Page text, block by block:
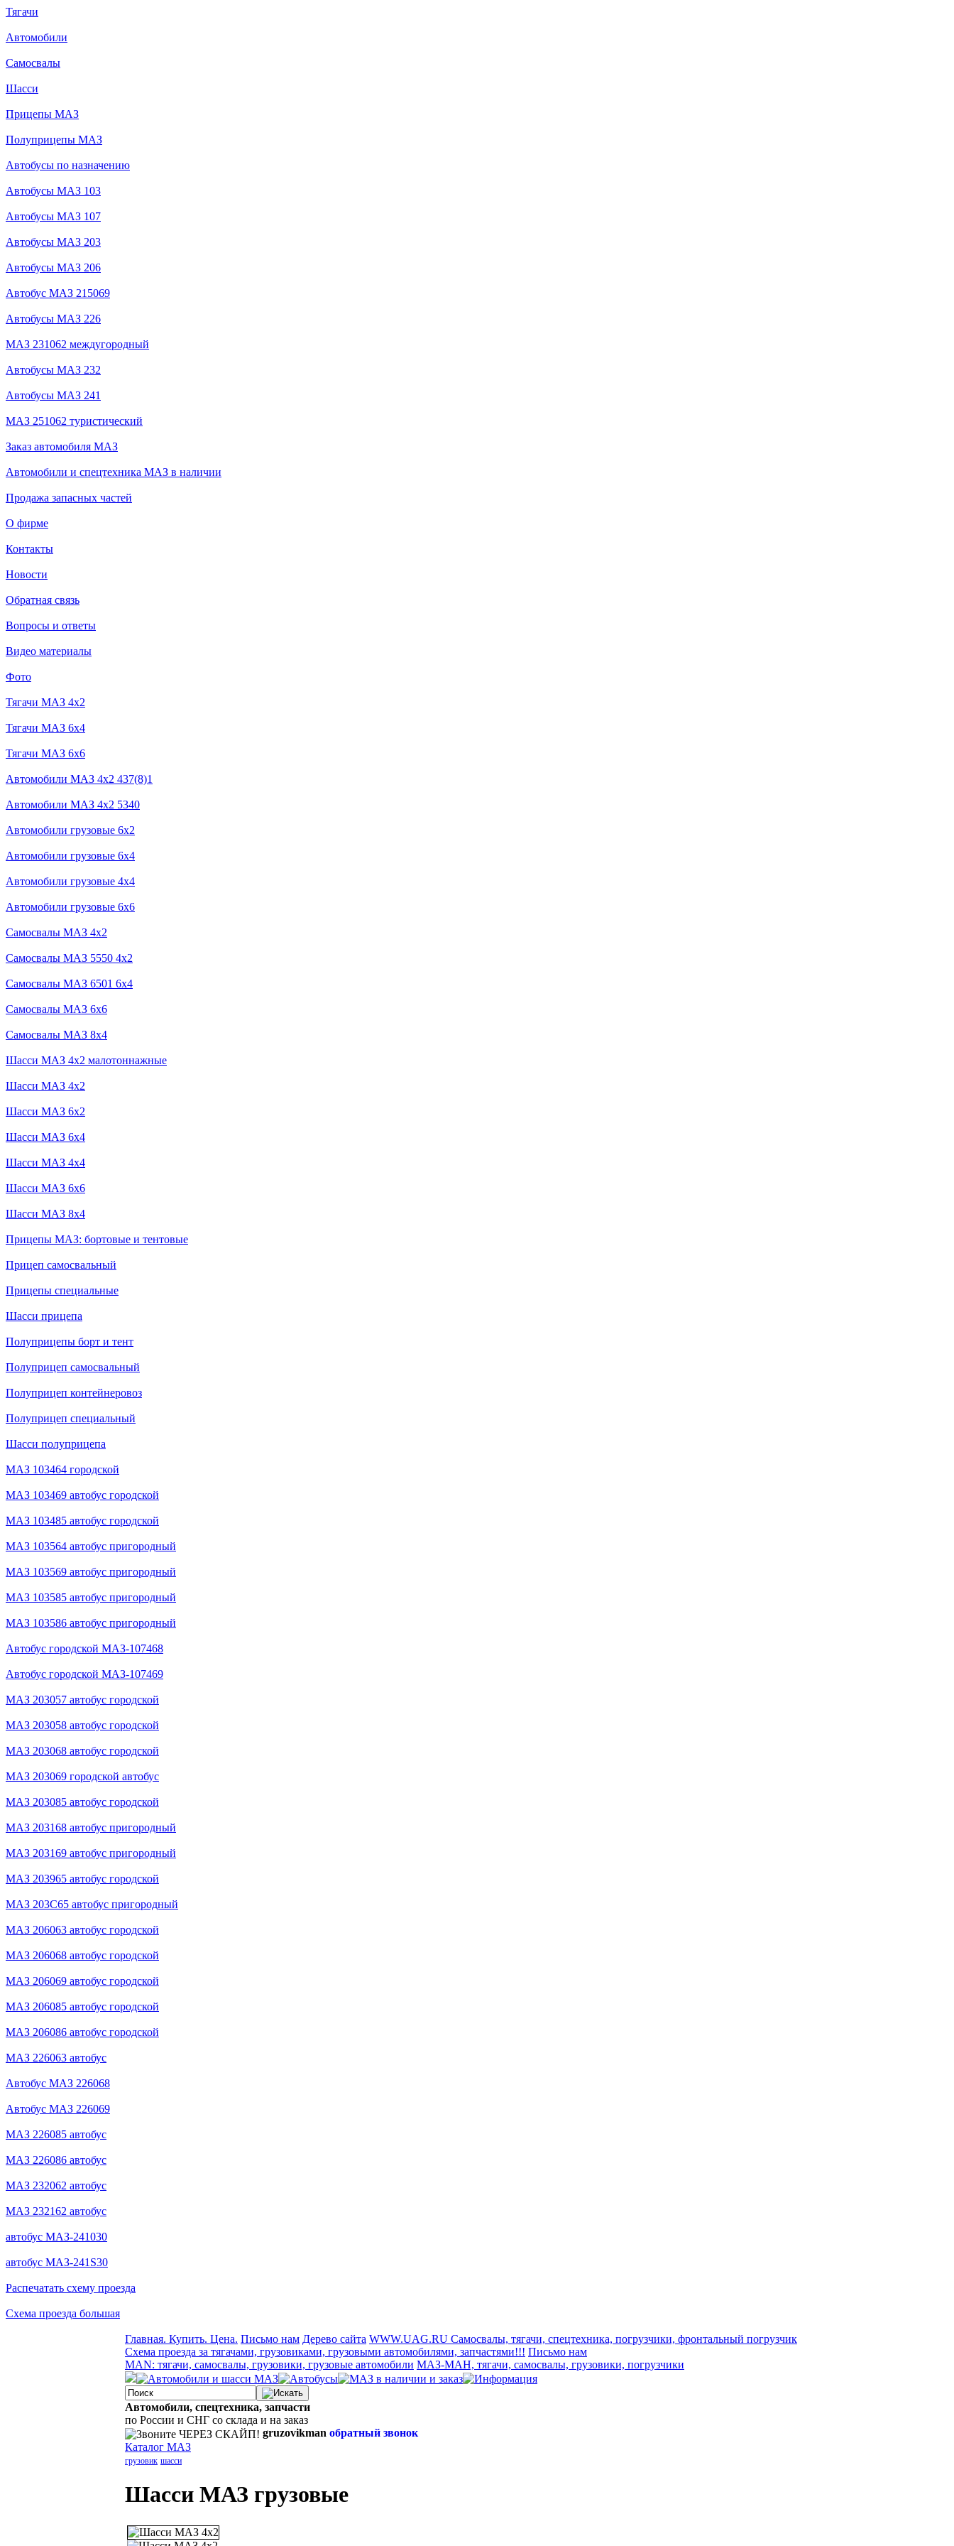
Тягачи
Автомобили
Самосвалы
Шасси
Прицепы МАЗ
Полуприцепы МАЗ
Автобусы по назначению
Автобусы МАЗ 103
Автобусы МАЗ 107
Автобусы МАЗ 203
Автобусы МАЗ 206
Автобус МАЗ 215069
Автобусы МАЗ 226
МАЗ 231062 междугородный
Автобусы МАЗ 232
Автобусы МАЗ 241
МАЗ 251062 туристический
Заказ автомобиля МАЗ
Автомобили и спецтехника МАЗ в наличии
Продажа запасных частей
О фирме
Контакты
Новости
Обратная связь
Вопросы и ответы
Видео материалы
Фото
Тягачи MAЗ 4x2
Тягачи MAЗ 6x4
Тягачи MAЗ 6x6
Автомобили МАЗ 4x2 437(8)1
Автомобили МАЗ 4x2 5340
Автомобили грузовые 6x2
Автомобили грузовые 6х4
Автомобили грузовые 4х4
Автомобили грузовые 6x6
Самосвалы МАЗ 4x2
Самосвалы МАЗ 5550 4x2
Самосвалы МАЗ 6501 6x4
Самосвалы МАЗ 6x6
Самосвалы МАЗ 8x4
Шасси МАЗ 4x2 малотоннажные
Шасси МАЗ 4x2
Шасси МАЗ 6x2
Шасси МАЗ 6x4
Шасси МАЗ 4x4
Шасси МАЗ 6x6
Шасси МАЗ 8x4
Прицепы МАЗ: бортовые и тентовые
Прицеп самосвальный
Прицепы специальные
Шасси прицепа
Полуприцепы борт и тент
Полуприцеп самосвальный
Полуприцеп контейнеровоз
Полуприцеп специальный
Шасси полуприцепа
МАЗ 103464 городской
МАЗ 103469 автобус городской
МАЗ 103485 автобус городской
МАЗ 103564 автобус пригородный
МАЗ 103569 автобус пригородный
МАЗ 103585 автобус пригородный
МАЗ 103586 автобус пригородный
Автобус городской МАЗ-107468
Автобус городской МАЗ-107469
МАЗ 203057 автобус городской
МАЗ 203058 автобус городской
МАЗ 203068 автобус городской
МАЗ 203069 городской автобус
МАЗ 203085 автобус городской
МАЗ 203168 автобус пригородный
МАЗ 203169 автобус пригородный
МАЗ 203965 автобус городской
МАЗ 203С65 автобус пригородный
МАЗ 206063 автобус городской
МАЗ 206068 автобус городской
МАЗ 206069 автобус городской
МАЗ 206085 автобус городской
МАЗ 206086 автобус городской
МАЗ 226063 автобус
Автобус МАЗ 226068
Автобус МАЗ 226069
МАЗ 226085 автобус
МАЗ 226086 автобус
МАЗ 232062 автобус
МАЗ 232162 автобус
автобус МАЗ-241030
автобус МАЗ-241S30
Распечатать схему проезда
Схема проезда большая
Главная. Купить. Цена. Письмо нам Дерево сайта WWW.UAG.RU Самосвалы, тягачи, спецтехника, погрузчики, фронтальный погрузчик
Схема проезда за тягачами, грузовиками, грузовыми автомобилями, запчастями!!! Письмо нам
MAN: тягачи, самосвалы, грузовики, грузовые автомобили МАЗ-МАН, тягачи, самосвалы, грузовики, погрузчики
Автомобили, спецтехника, запчасти
по России и СНГ со склада и на заказ
gruzovikman обратный звонок
Каталог MAЗ
грузовик шасси
Шасси МАЗ грузовые